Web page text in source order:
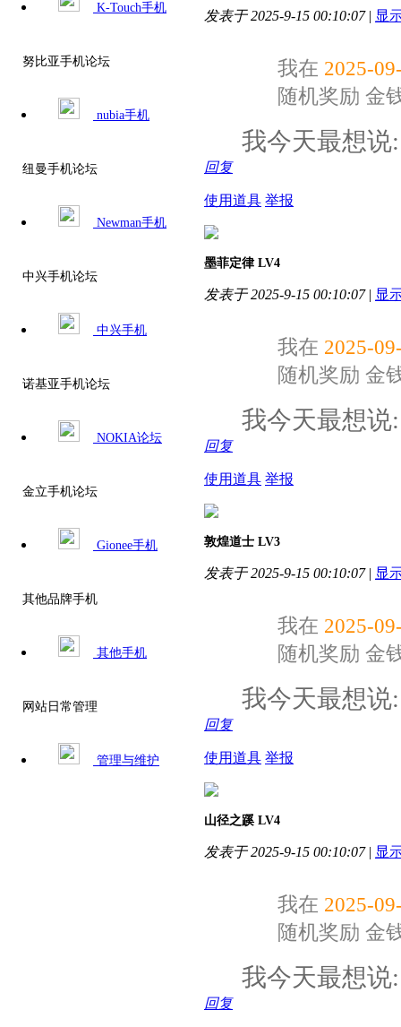
K-Touch手机
努比亚手机论坛
nubia手机
纽曼手机论坛
Newman手机
中兴手机论坛
中兴手机
诺基亚手机论坛
NOKIA论坛
金立手机论坛
Gionee手机
其他品牌手机
其他手机
网站日常管理
管理与维护
发表于 2025-9-15 00:10:07 | 显
我在 2025-
随机奖励 金
我今天最想说
回复
使用道具 举报
墨菲定律 LV4
发表于 2025-9-15 00:10:07 | 显
我在 2025-
随机奖励 金
我今天最想说
回复
使用道具 举报
敦煌道士 LV3
发表于 2025-9-15 00:10:07 | 显
我在 2025-
随机奖励 金
我今天最想说
回复
使用道具 举报
山径之蹊 LV4
发表于 2025-9-15 00:10:07 | 显
我在 2025-
随机奖励 金
我今天最想说
回复